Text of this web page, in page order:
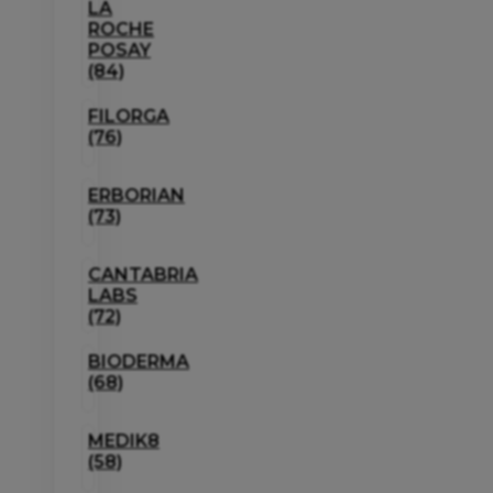
LA
ROCHE
POSAY
(84)
FILORGA
(76)
ERBORIAN
(73)
CANTABRIA
LABS
(72)
BIODERMA
(68)
MEDIK8
(58)